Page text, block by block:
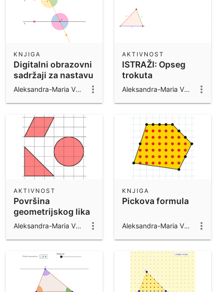
Digitalni obrazovni
sadržaji za nastavu
matematike
KNJIGA
Aleksandra-Maria Vuković
ISTRAŽI: Opseg
trokuta
AKTIVNOST
Aleksandra-Maria Vuković
Površina
geometrijskog lika
AKTIVNOST
Aleksandra-Maria Vuković
Pickova formula
KNJIGA
Aleksandra-Maria Vuković